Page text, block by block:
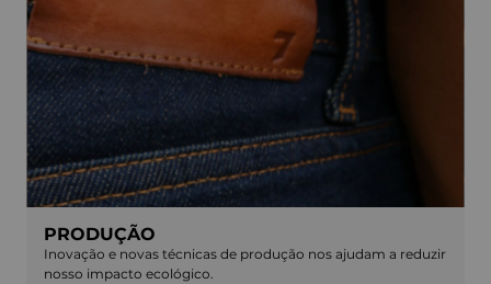
PRODUÇÃO
Inovação e novas técnicas de produção nos ajudam a reduzir
nosso impacto ecológico.